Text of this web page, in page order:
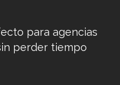
para agencias
perder tiempo